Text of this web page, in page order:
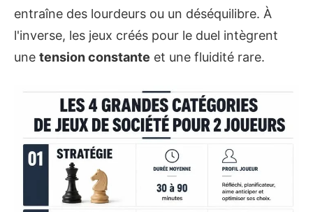
entraîne des lourdeurs ou un déséquilibre. À
l'inverse, les jeux créés pour le duel intègrent
une tension constante et une fluidité rare.